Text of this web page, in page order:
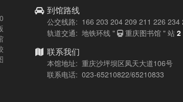
到馆路线
公交线路: 166 203 204 209 211 226 234
轨道交通: 地铁环线 "
重庆图书馆 " 站 2
联系我们
本馆地址: 重庆沙坪坝区凤天大道106号
联系电话: 023-65210822/65210833